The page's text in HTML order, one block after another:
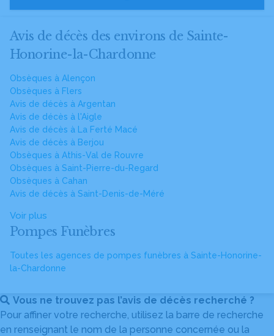
Avis de décès des environs de Sainte-
Honorine-la-Chardonne
Obsèques à Alençon
Obsèques à Flers
Avis de décès à Argentan
Avis de décès à l'Aigle
Avis de décès à La Ferté Macé
Avis de décès à Berjou
Obsèques à Athis-Val de Rouvre
Obsèques à Saint-Pierre-du-Regard
Obsèques à Cahan
Avis de décès à Saint-Denis-de-Méré
Voir plus
Pompes Funèbres
Toutes les agences de pompes funèbres à Sainte-Honorine-
la-Chardonne
Vous ne trouvez pas l’avis de décès recherché ?
Pour affiner votre recherche, utilisez la barre de recherche
en renseignant le nom de la personne concernée ou la